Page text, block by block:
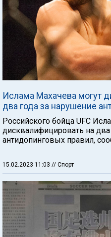
Ислама Махачева могут
два года за нарушение
Российского бойца UFC
дисквалифицировать на
антидопинговых правил,
15.02.2023 11:03 // Спорт